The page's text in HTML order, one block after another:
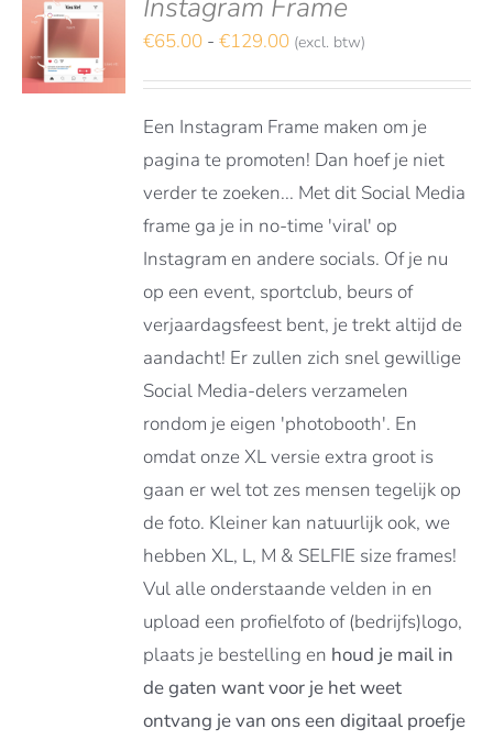
Instagram Frame
€65.00 - €129.00Prijsklasse:
€129.00
(excl. btw)
Een Instagram Frame maken om je
pagina te promoten! Dan hoef je niet
verder te zoeken... Met dit Social Media
frame ga je in no-time 'viral' op
Instagram en andere socials. Of je nu
op een event, sportclub, beurs of
verjaardagsfeest bent, je trekt altijd de
aandacht! Er zullen zich snel gewillige
Social Media-delers verzamelen
rondom je eigen 'photobooth'. En
omdat onze XL versie extra groot is
gaan er wel tot zes mensen tegelijk op
de foto. Kleiner kan natuurlijk ook, we
hebben XL, L, M & SELFIE size frames!
Vul alle onderstaande velden in en
upload een profielfoto of (bedrijfs)logo,
plaats je bestelling en houd je mail in
de gaten want voor je het weet
ontvang je van ons een digitaal proefje